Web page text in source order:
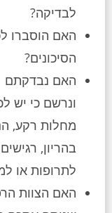
לבדיקה?
האם הוסברו
הסיכונים?
האם נבדקתם
ונרשם כי יש
מחלות רקע,
בהריון, רגישים
לתרופות או
האם הצוות